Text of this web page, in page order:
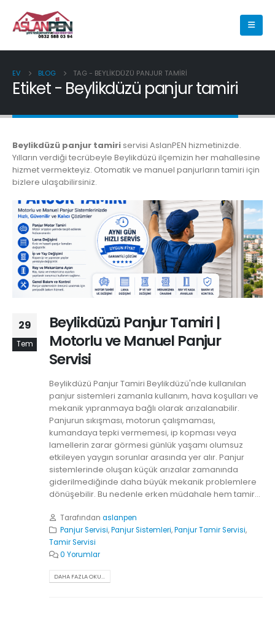
EV BLOG TAG - BEYLIKDÜZÜ PANJUR TAMIRI
Etiket - Beylikdüzü panjur tamiri
Beylikdüzü panjur tamiri servisi AslanPEN hizmetinizde.
Yılların verdiği tecrübeyle Beylikdüzü ilçemizin her mahallesine
hizmet vermekteyiz. Otomatik ve manuel panjurların tamiri için
bizlere ulaşabilirsiniz.
29
Tem
Beylikdüzü Panjur Tamiri |
Motorlu ve Manuel Panjur
Servisi
Beylikdüzü Panjur Tamiri Beylikdüzü'nde kullanılan
panjur sistemleri zamanla kullanım, hava koşulları ve
mekanik yıpranmaya bağlı olarak arızalanabilir.
Panjurun sıkışması, motorun çalışmaması,
kumandaya tepki vermemesi, ip kopması veya
lamellerin zarar görmesi günlük yaşamı olumsuz
etkileyen yaygın sorunlar arasında yer alır. Panjur
sistemlerinde oluşan küçük arızalar zamanında
giderilmediğinde daha büyük mekanik problemlere
dönüşebilir. Bu nedenle erken müdahale hem tamir...
Tarafından aslanpen
Panjur Servisi,Panjur Sistemleri,Panjur Tamir Servisi,
Tamir Servisi
0 Yorumlar
DAHA FAZLA OKU...